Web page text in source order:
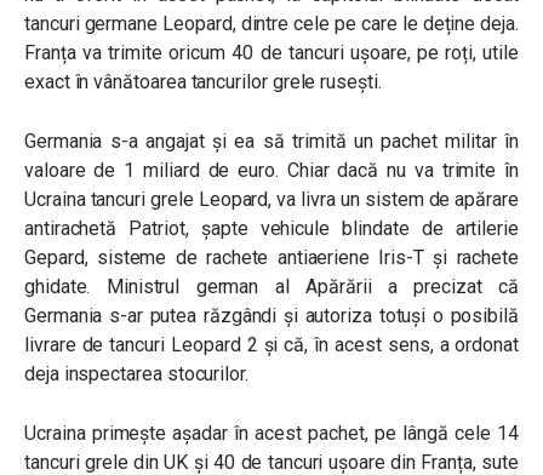
tancuri germane Leopard, dintre cele pe care le deține deja.
Franța va trimite oricum 40 de tancuri ușoare, pe roți, utile
exact în vânătoarea tancurilor grele rusești.
Germania s-a angajat și ea să trimită un pachet militar în
valoare de 1 miliard de euro. Chiar dacă nu va trimite în
Ucraina tancuri grele Leopard, va livra un sistem de apărare
antirachetă Patriot, șapte vehicule blindate de artilerie
Gepard, sisteme de rachete antiaeriene Iris-T și rachete
ghidate. Ministrul german al Apărării a precizat că
Germania s-ar putea răzgândi și autoriza totuși o posibilă
livrare de tancuri Leopard 2 și că, în acest sens, a ordonat
deja inspectarea stocurilor.
Ucraina primește așadar în acest pachet, pe lângă cele 14
tancuri grele din UK și 40 de tancuri ușoare din Franța, sute